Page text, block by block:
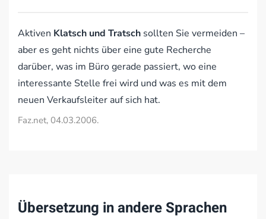
Aktiven Klatsch und Tratsch sollten Sie vermeiden –
aber es geht nichts über eine gute Recherche
darüber, was im Büro gerade passiert, wo eine
interessante Stelle frei wird und was es mit dem
neuen Verkaufsleiter auf sich hat.
Faz.net, 04.03.2006.
Übersetzung in andere Sprachen